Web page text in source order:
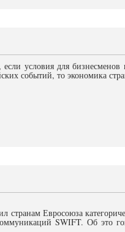
условия для
событий, то экономика
странам Евросоюза
SWIFT. Об это